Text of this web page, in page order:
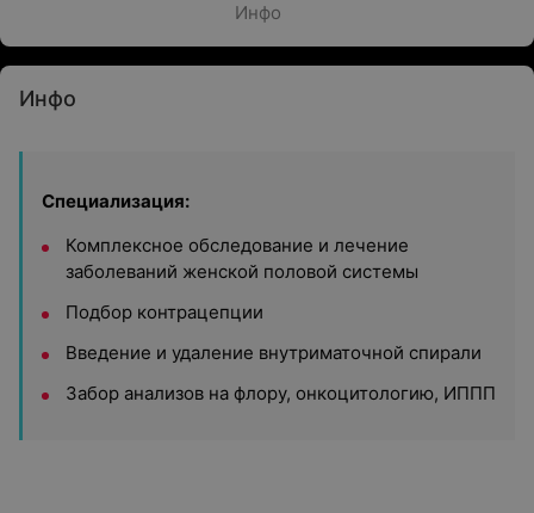
Инфо
Инфо
Специализация:
Комплексное обследование и лечение
заболеваний женской половой системы
Подбор контрацепции
Введение и удаление внутриматочной спирали
Забор анализов на флору, онкоцитологию, ИППП